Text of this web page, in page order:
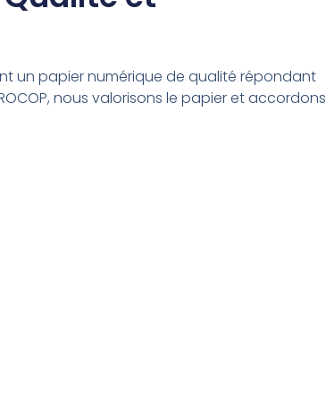
un papier numérique de qualité répondant
nous valorisons le papier et accordons